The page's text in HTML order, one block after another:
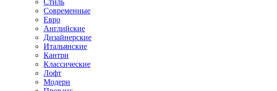
Современные
Евро
Английские
Дизайнерские
Итальянские
Кантри
Классические
Лофт
Модерн